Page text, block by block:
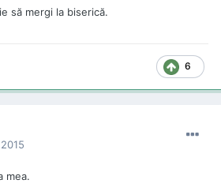
să mergi la biserică.
6
mea.